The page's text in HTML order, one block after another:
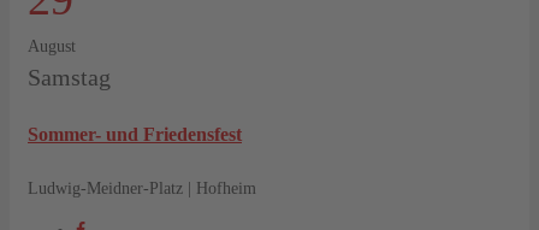
August
Samstag
Sommer- und Friedensfest
Ludwig-Meidner-Platz | Hofheim